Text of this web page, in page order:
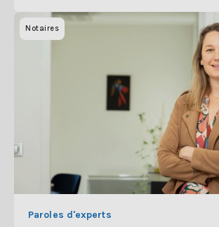
Notaires
Paroles d'experts